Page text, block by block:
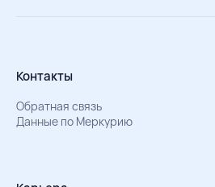
Контакты
Обратная связь
Данные по Меркурию